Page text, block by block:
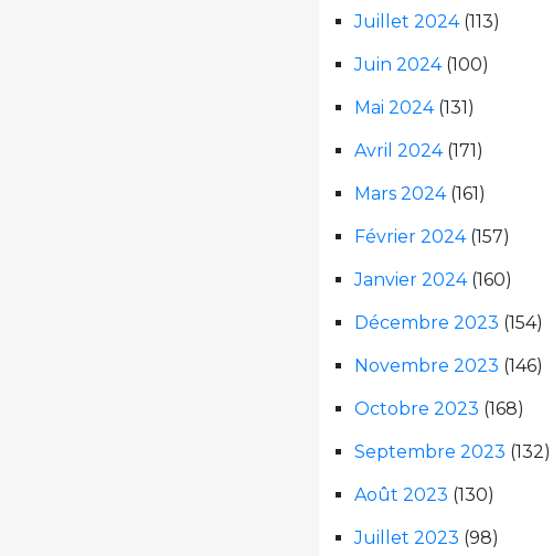
Juillet 2024(113)
Juin 2024(100)
Mai 2024(131)
Avril 2024(171)
Mars 2024(161)
Février 2024(157)
Janvier 2024(160)
Décembre 2023 (154)
Novembre 2023 (146)
Octobre 2023 (168)
Septembre 2023 (132)
Août 2023 (130)
Juillet 2023 (98)